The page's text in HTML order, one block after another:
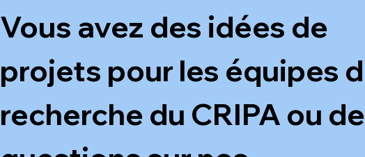
Vous avez des idées de
projets pour les équipes
recherche du CRIPA ou